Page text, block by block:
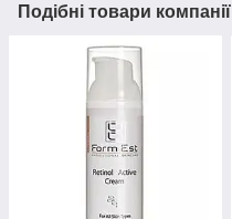
Подібні товари компанії